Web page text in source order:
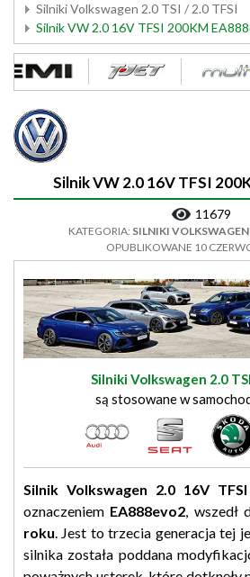
Silniki Volkswagen 2.0 TSI / 2.0 TFSI
Silnik VW 2.0 16V TFSI 200KM
Silnik VW 2.0 16V TFSI
11679
KATEGORIA: SILNIKI
OPUBLIKOWANE 10
Silniki Volkswagen 2.0
są stosowane w
Silnik Volkswagen 2.0 16V TFSI
oznaczeniem EA888evo2, wszedł
roku. Jest to trzecia generacja tej
silnika została poddana